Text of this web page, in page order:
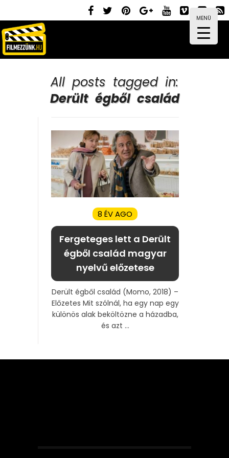
MENÜ
All posts tagged in:
Derült égből család
8 ÉV AGO
Fergeteges lett a Derült
égből család magyar
nyelvű előzetese
Derült égből család (Momo, 2018) –
Előzetes Mit szólnál, ha egy nap egy
különös alak beköltözne a házadba,
és azt ...